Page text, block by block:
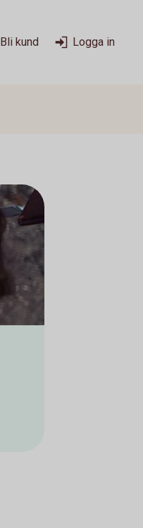
Bli kund Logga in